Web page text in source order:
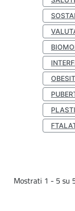
Mostrati 1 - 5 su